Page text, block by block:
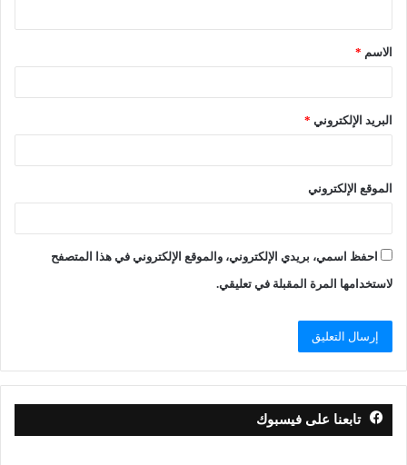
الاسم *
البريد الإلكتروني *
الموقع الإلكتروني
احفظ اسمي، بريدي الإلكتروني، والموقع الإلكتروني في هذا المتصفح
لاستخدامها المرة المقبلة في تعليقي.
تابعنا على فيسبوك